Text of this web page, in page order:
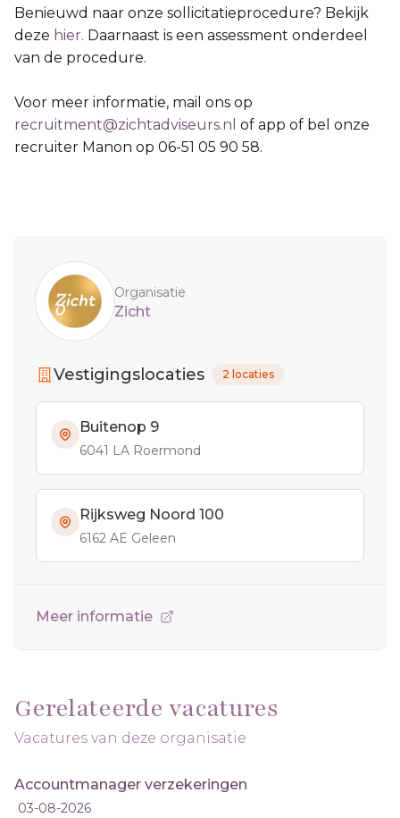
Benieuwd naar onze sollicitatieprocedure? Bekijk
deze hier. Daarnaast is een assessment onderdeel
van de procedure.
Voor meer informatie, mail ons op
recruitment@zichtadviseurs.nl of app of bel onze
recruiter Manon op 06-51 05 90 58.
Organisatie
Zicht
Vestigingslocaties 2 locaties
Buitenop 9
6041 LA Roermond
Rijksweg Noord 100
6162 AE Geleen
Meer informatie
Gerelateerde vacatures
Vacatures van deze organisatie
Accountmanager verzekeringen
03-08-2026